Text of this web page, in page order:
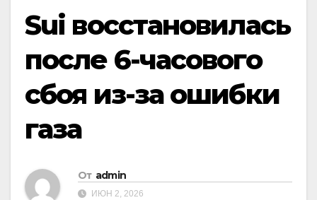
Sui восстановилась
после 6-часового
сбоя из-за ошибки
газа
От admin
ИЮН 2, 2026